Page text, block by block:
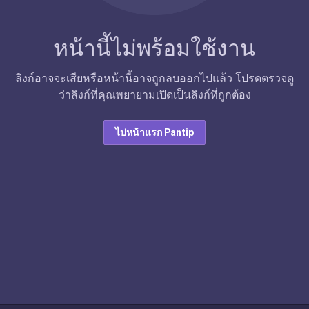
หน้านี้ไม่พร้อมใช้งาน
ลิงก์อาจจะเสียหรือหน้านี้อาจถูกลบออกไปแล้ว โปรดตรวจดู
ว่าลิงก์ที่คุณพยายามเปิดเป็นลิงก์ที่ถูกต้อง
ไปหน้าแรก Pantip